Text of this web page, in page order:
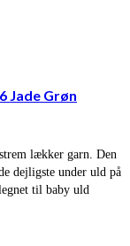
Jade Grøn
lækker garn. Den
dejligste under uld på
til baby uld